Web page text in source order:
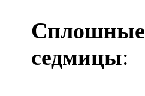
Сплошные
седмицы: